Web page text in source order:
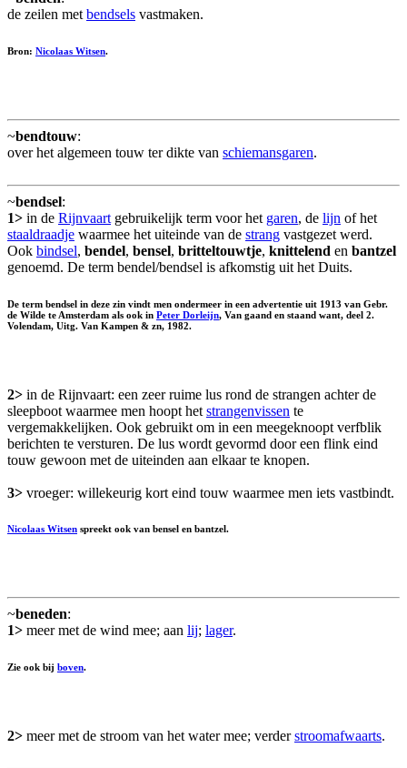
de zeilen met bendsels vastmaken.
Bron: Nicolaas Witsen.
~bendtouw:
over het algemeen touw ter dikte van schiemansgaren.
~bendsel:
1> in de Rijnvaart gebruikelijk term voor het garen, de lijn of het
staaldraadje waarmee het uiteinde van de strang vastgezet werd.
Ook bindsel, bendel, bensel, britteltouwtje, knittelend en bantzel
genoemd. De term bendel/bendsel is afkomstig uit het Duits.
De term bendsel in deze zin vindt men ondermeer in een advertentie uit 1913 van Gebr.
de Wilde te Amsterdam als ook in Peter Dorleijn, Van gaand en staand want, deel 2.
Volendam, Uitg. Van Kampen & zn, 1982.
2> in de Rijnvaart: een zeer ruime lus rond de strangen achter de
sleepboot waarmee men hoopt het strangenvissen te
vergemakkelijken. Ook gebruikt om in een meegeknoopt verfblik
berichten te versturen. De lus wordt gevormd door een flink eind
touw gewoon met de uiteinden aan elkaar te knopen.
3> vroeger: willekeurig kort eind touw waarmee men iets vastbindt.
Nicolaas Witsen spreekt ook van bensel en bantzel.
~beneden:
1> meer met de wind mee; aan lij; lager.
Zie ook bij boven.
2> meer met de stroom van het water mee; verderstroomafwaarts.